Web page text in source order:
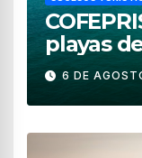
playas
para
6 DE